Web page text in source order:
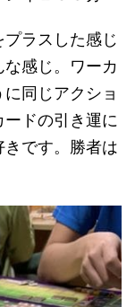
ラスした感じ
感じ。ワーカ
同じアクショ
ドの引き運に
です。勝者は